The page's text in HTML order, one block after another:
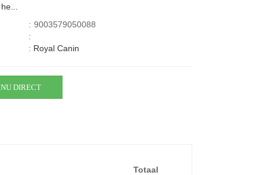
: 9003579050088
:
: Royal Canin
DIRECT
Totaal